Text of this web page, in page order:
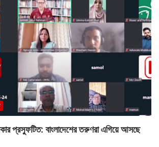
প্রস্ফুটিত: বাংলাদেশের তরুণরা এগিয়ে আসছে